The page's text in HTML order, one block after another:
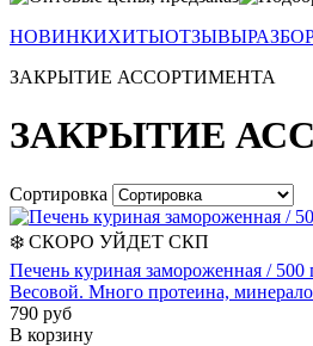
НОВИНКИХИТЫОТЗЫВЫ
ЗАКРЫТИЕ АССОРТИМЕНТА
ЗАКРЫТИЕ
Сортировка
❄️ СКОРО УЙДЕТ СКП
Печень куриная замороженная / 500
Весовой. Много протеина,
790 руб
В корзину